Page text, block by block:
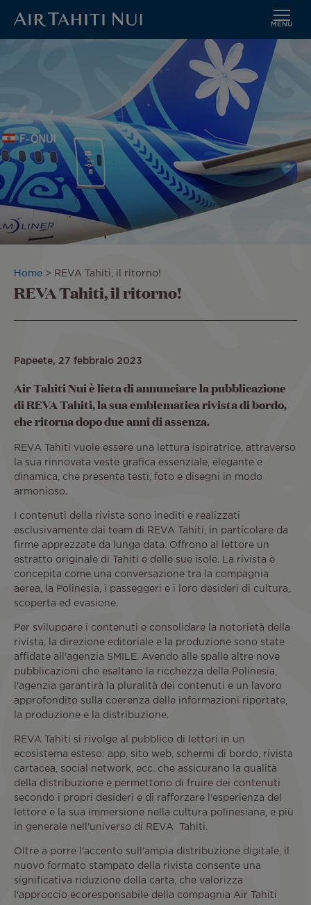
MENU
Briciole
di
Home REVA Tahiti, il ritorno!
REVA Tahiti, il ritorno!
Papeete, 27 febbraio 2023
Air Tahiti Nui è lieta di annunciare la pubblicazione
di REVA Tahiti, la sua emblematica rivista di bordo,
che ritorna dopo due anni di assenza.
REVA Tahiti vuole essere una lettura ispiratrice, attraverso
la sua rinnovata veste grafica essenziale, elegante e
dinamica, che presenta testi, foto e disegni in modo
armonioso.
I contenuti della rivista sono inediti e realizzati
esclusivamente dai team di REVA Tahiti, in particolare da
firme apprezzate da lunga data. Offrono al lettore un
estratto originale di Tahiti e delle sue isole. La rivista è
concepita come una conversazione tra la compagnia
aerea, la Polinesia, i passeggeri e i loro desideri di cultura,
scoperta ed evasione.
Per sviluppare i contenuti e consolidare la notorietà della
rivista, la direzione editoriale e la produzione sono state
affidate all'agenzia SMILE. Avendo alle spalle altre nove
pubblicazioni che esaltano la ricchezza della Polinesia,
l'agenzia garantirà la pluralità dei contenuti e un lavoro
approfondito sulla coerenza delle informazioni riportate,
la produzione e la distribuzione.
REVA Tahiti si rivolge al pubblico di lettori in un
ecosistema esteso: app, sito web, schermi di bordo, rivista
cartacea, social network, ecc. che assicurano la qualità
della distribuzione e permettono di fruire dei contenuti
secondo i propri desideri e di rafforzare l'esperienza del
lettore e la sua immersione nella cultura polinesiana, e più
in generale nell'universo di REVA Tahiti.
Oltre a porre l'accento sull'ampia distribuzione digitale, il
nuovo formato stampato della rivista consente una
significativa riduzione della carta, che valorizza
l'approccio ecoresponsabile della compagnia Air Tahiti